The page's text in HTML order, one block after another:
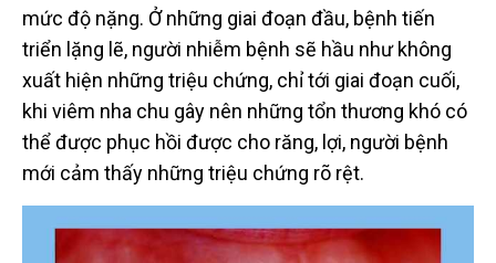
mức độ nặng. Ở những giai đoạn đầu, bệnh tiến
triển lặng lẽ, người nhiễm bệnh sẽ hầu như không
xuất hiện những triệu chứng, chỉ tới giai đoạn cuối,
khi viêm nha chu gây nên những tổn thương khó có
thể được phục hồi được cho răng, lợi, người bệnh
mới cảm thấy những triệu chứng rõ rệt.